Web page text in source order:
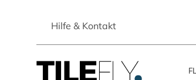
Hilfe & Kontakt